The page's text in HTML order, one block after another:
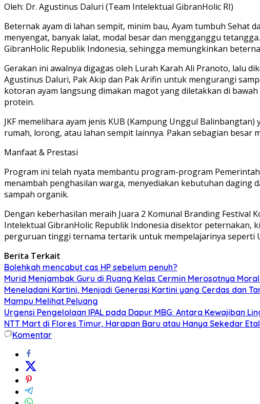
Oleh: Dr. Agustinus Daluri (Team Intelektual GibranHolic RI)
Beternak ayam di lahan sempit, minim bau, Ayam tumbuh Sehat
menyengat, banyak lalat, modal besar dan mengganggu
GibranHolic Republik Indonesia, sehingga memungkinkan
Gerakan ini awalnya digagas oleh Lurah Karah Ali Pranoto, lalu
Agustinus Daluri, Pak Akip dan Pak Arifin untuk mengurangi
kotoran ayam langsung dimakan magot yang diletakkan di
protein.
JKF memelihara ayam jenis KUB (Kampung Unggul
rumah, lorong, atau lahan sempit lainnya. Pakan sebagian
Manfaat & Prestasi
Program ini telah nyata membantu program-program
menambah penghasilan warga, menyediakan kebutuhan
sampah organik.
Dengan keberhasilan meraih Juara 2 Komunal Branding Festival
Intelektual GibranHolic Republik Indonesia disektor peternakan,
perguruan tinggi ternama tertarik untuk mempelajarinya seperti
Berita Terkait
Bolehkah mencabut cas HP sebelum penuh?
Murid Menjambak Guru di Ruang Kelas Cermin Merosotnya
Meneladani Kartini, Menjadi Generasi Kartini yang Cerdas dan
Mampu Melihat Peluang
Urgensi Pengelolaan IPAL pada Dapur MBG: Antara Kewajiban
NTT Mart di Flores Timur, Harapan Baru atau Hanya Sekedar
Komentar